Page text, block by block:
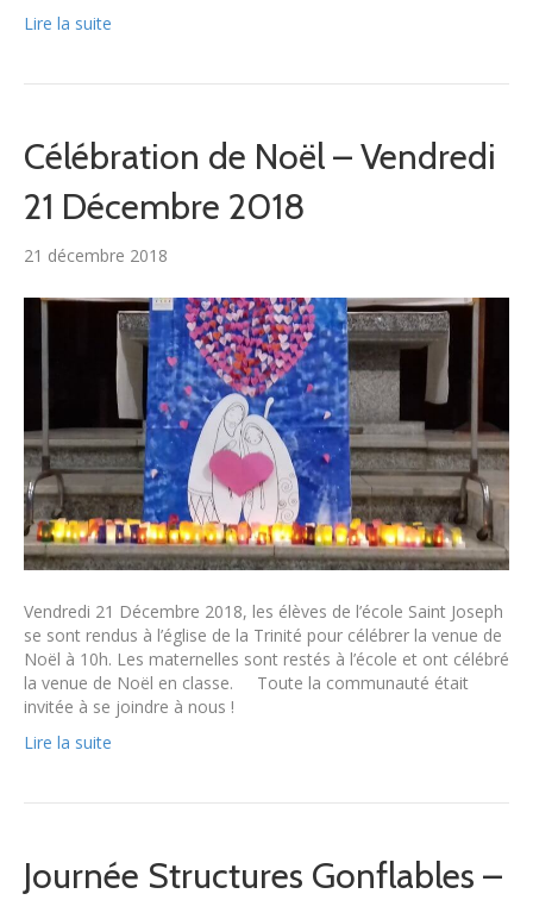
Lire la suite
Célébration de Noël – Vendredi
21 Décembre 2018
21 décembre 2018
Vendredi 21 Décembre 2018, les élèves de l’école Saint Joseph
se sont rendus à l’église de la Trinité pour célébrer la venue de
Noël à 10h. Les maternelles sont restés à l’école et ont célébré
la venue de Noël en classe. Toute la communauté était
invitée à se joindre à nous !
Lire la suite
Journée Structures Gonflables –